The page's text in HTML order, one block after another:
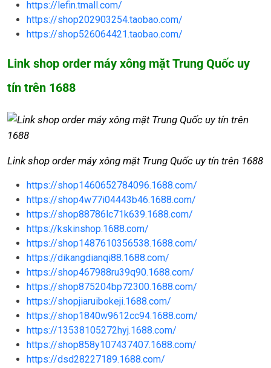
https://lefin.tmall.com/
https://shop202903254.taobao.com/
https://shop526064421.taobao.com/
Link shop order máy xông mặt Trung Quốc uy
tín trên 1688
Link shop order máy xông mặt Trung Quốc uy tín trên 1688
https://shop1460652784096.1688.com/
https://shop4w77i04443b46.1688.com/
https://shop88786lc71k639.1688.com/
https://kskinshop.1688.com/
https://shop1487610356538.1688.com/
https://dikangdianqi88.1688.com/
https://shop467988ru39q90.1688.com/
https://shop875204bp72300.1688.com/
https://shopjiaruibokeji.1688.com/
https://shop1840w9612cc94.1688.com/
https://13538105272hyj.1688.com/
https://shop858y107437407.1688.com/
https://dsd28227189.1688.com/